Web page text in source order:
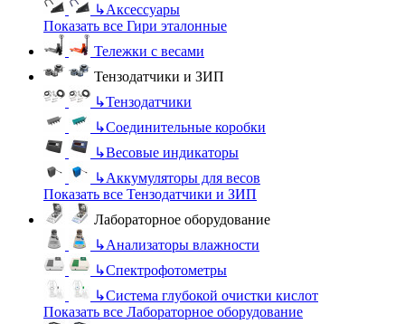
↳Аксессуары
Показать все Гири эталонные
Тележки с весами
Тензодатчики и ЗИП
↳Тензодатчики
↳Соединительные коробки
↳Весовые индикаторы
↳Аккумуляторы для весов
Показать все Тензодатчики и ЗИП
Лабораторное оборудование
↳Анализаторы влажности
↳Спектрофотометры
↳Система глубокой очистки кислот
Показать все Лабораторное оборудование